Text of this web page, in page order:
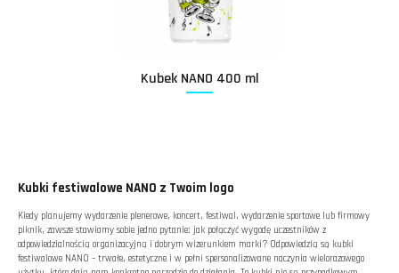
Kubek NANO 400 ml
Kubki festiwalowe NANO z Twoim logo
Kiedy planujemy wydarzenie plenerowe, koncert, festiwal, wydarzenie sportowe lub firmowy
piknik, zawsze stawiamy sobie jedno pytanie: jak połączyć wygodę uczestników z
odpowiedzialnością organizacyjną i dobrym wizerunkiem marki? Odpowiedzią są kubki
festiwalowe NANO – trwałe, estetyczne i w pełni spersonalizowane naczynia wielorazowego